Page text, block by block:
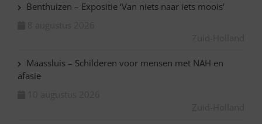
Benthuizen – Expositie ‘Van niets naar iets moois’
Maassluis – Schilderen voor mensen met NAH en
afasie